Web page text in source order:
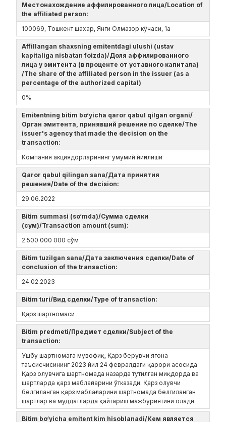
Местонахождение аффилированного лица/Location of
the affiliated person:
100069, Тошкент шахар, Янги Олмазор кўчаси, 1а
Affillangan shaxsning emitentdagi ulushi (ustav
kapitaliga nisbatan foizda)/Доля аффилированного
лица у эмитента (в проценте от уставного капитала)
/The share of the affiliated person in the issuer (as a
percentage of the authorized capital)
0%
Emitentning bitim bo‘yicha qaror qabul qilgan organi/
Орган эмитента, принявший решение по сделке/The
issuer's agency that made the decision on the
transaction:
Компания акциядорларининг умумий йиғилиши
Qaror qabul qilingan sana/Дата принятия
решения/Date of the decision:
29.06.2022
Bitim summasi (so‘mda)/Сумма сделки
(сум)/Transaction amount (sum):
2 500 000 000 сўм
Bitim tuzilgan sana/Дата заключения сделки/Date of
conclusion of the transaction:
24.02.2023
Bitim turi/Вид сделки/Type of transaction:
Қарз шартномаси
Bitim predmeti/Предмет сделки/Subject of the
transaction:
Ушбу шартномага мувофиқ, Қарз берувчи ягона
таъсисчисининг 2023 йил 24 февралдаги қарори асосида
Қарз олувчига шартномада назарда тутилган миқдорда ва
шартларда қарз маблағларини ўтказади. Қарз олувчи
белгиланган қарз маблағларини шартномада белгиланган
шартлар ва муддатларда қайтариш мажбуриятини олади.
Bitim bo‘yicha emitent kim hisoblanadi/Кем является